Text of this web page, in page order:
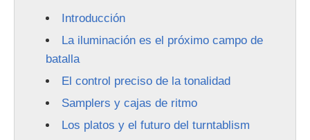
Introducción
La iluminación es el próximo campo de
batalla
El control preciso de la tonalidad
Samplers y cajas de ritmo
Los platos y el futuro del turntablism